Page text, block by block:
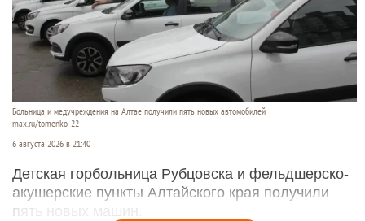
Больница и медучреждения на Алтае получили пять новых автомобилей
max.ru/tomenko_22
6 августа 2026 в 21:40
Детская горбольница Рубцовска и фельдшерско-
акушерские пункты Алтайского края получили
пять новых машин.